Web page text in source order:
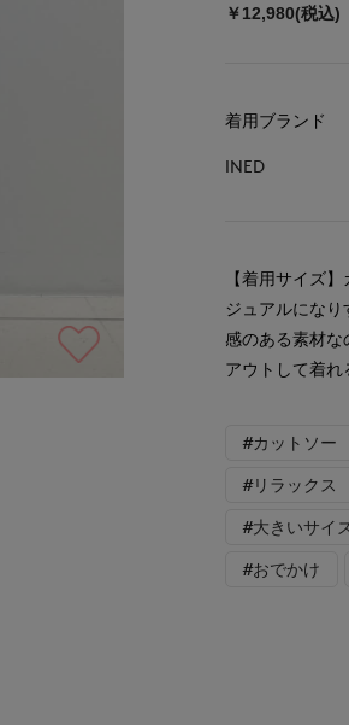
￥12,980(税込)
着用ブランド
INED
【着用サイズ
ジュアルにな
感のある素材
アウトして着
#カットソー
#リラックス
#大きいサイ
#おでかけ